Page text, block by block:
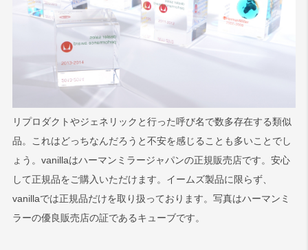
リプロダクトやジェネリックと行った呼び名で数多存在する類似
品。これはどっちなんだろうと不安を感じることも多いことでし
ょう。vanillaはハーマンミラージャパンの正規販売店です。安心
して正規品をご購入いただけます。イームズ製品に限らず、
vanillaでは正規品だけを取り扱っております。写真はハーマンミ
ラーの優良販売店の証であるキューブです。